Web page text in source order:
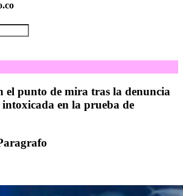
el punto de mira tras la denuncia
intoxicada en la prueba de